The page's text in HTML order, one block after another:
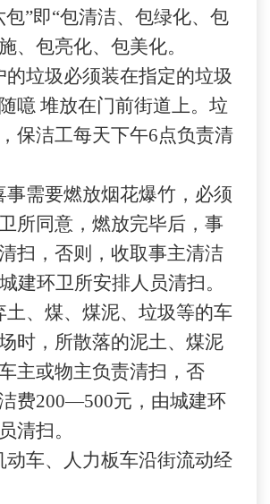
包”即“包清洁、包绿化、包
、包亮化、包美化。
的垃圾必须装在指定的垃圾
噫 堆放在门前街道上。垃
保洁工每天下午6点负责清
事需要燃放烟花爆竹，必须
所同意，燃放完毕后，事
扫，否则，收取事主清洁
建环卫所安排人员清扫。
土、煤、煤泥、垃圾等的车
时，所散落的泥土、煤泥
主或物主负责清扫，否
费200—500元，由城建环
清扫。
动车、人力板车沿街流动经